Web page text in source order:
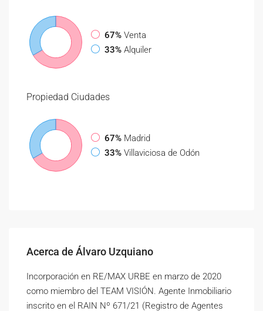
67% Venta
33% Alquiler
Propiedad Ciudades
67% Madrid
33% Villaviciosa de Odón
Acerca de Álvaro Uzquiano
Incorporación en RE/MAX URBE en marzo de 2020
como miembro del TEAM VISIÓN. Agente Inmobiliario
inscrito en el RAIN Nº 671/21 (Registro de Agentes